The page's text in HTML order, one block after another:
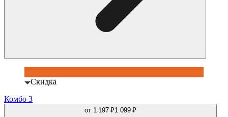
Скидка
Комбо 3
от 1 197 ₽1 099 ₽